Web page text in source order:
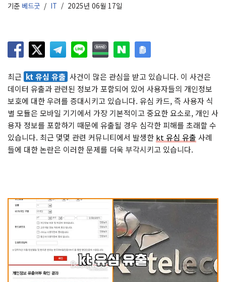
기준 베드굿 IT 2025년 06월 17일
최근 kt 유심 유출 사건이 많은 관심을 받고 있습니다. 이 사건은
데이터 유출과 관련된 정보가 포함되어 있어 사용자들의 개인정보
보호에 대한 우려를 증대시키고 있습니다. 유심 카드, 즉 사용자 식
별 모듈은 모바일 기기에서 가장 기본적이고 중요한 요소로, 개인 사
용자 정보를 포함하기 때문에 유출될 경우 심각한 피해를 초래할 수
있습니다. 최근 몇몇 관련 커뮤니티에서 발생한 kt 유심 유출 사례
들에 대한 논란은 이러한 문제를 더욱 부각시키고 있습니다.